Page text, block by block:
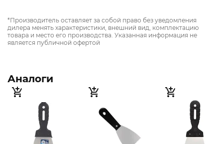
*Производитель оставляет за собой право без уведомления
дилера менять характеристики, внешний вид, комплектацию
товара и место его производства. Указанная информация не
является публичной офертой
Аналоги